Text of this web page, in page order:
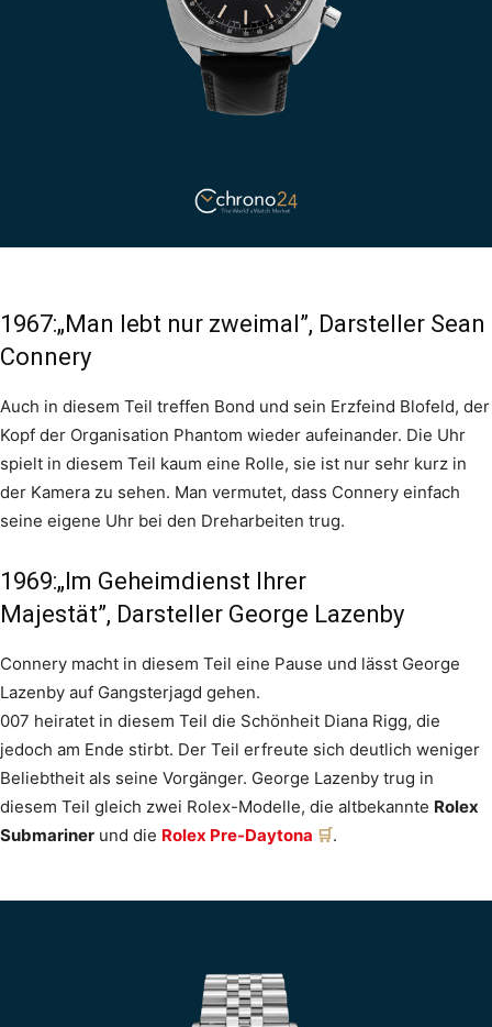
1967:„Man lebt nur zweimal”, Darsteller Sean
Connery
Auch in diesem Teil treffen Bond und sein Erzfeind Blofeld, der
Kopf der Organisation Phantom wieder aufeinander. Die Uhr
spielt in diesem Teil kaum eine Rolle, sie ist nur sehr kurz in
der Kamera zu sehen. Man vermutet, dass Connery einfach
seine eigene Uhr bei den Dreharbeiten trug.
1969:„Im Geheimdienst Ihrer
Majestät”, Darsteller George Lazenby
Connery macht in diesem Teil eine Pause und lässt George
Lazenby auf Gangsterjagd gehen.
007 heiratet in diesem Teil die Schönheit Diana Rigg, die
jedoch am Ende stirbt. Der Teil erfreute sich deutlich weniger
Beliebtheit als seine Vorgänger. George Lazenby trug in
diesem Teil gleich zwei Rolex-Modelle, die altbekannte Rolex
Submariner und die Rolex Pre-Daytona .